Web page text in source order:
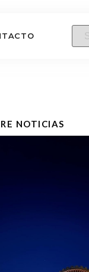
NOTICIAS